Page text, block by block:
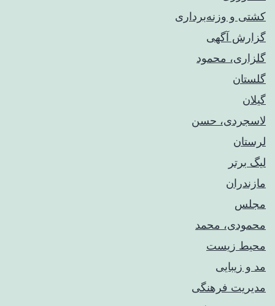
کشتی و وزنه‌برداری
گزارش آگهی
گلزاری، محمود
گلستان
گیلان
لاسجردی، حسن
لرستان
لیگ برتر
مازندران
مجلس
محمودی، محمد
محیط زیست
مد و زیبایی
مدیریت فرهنگی